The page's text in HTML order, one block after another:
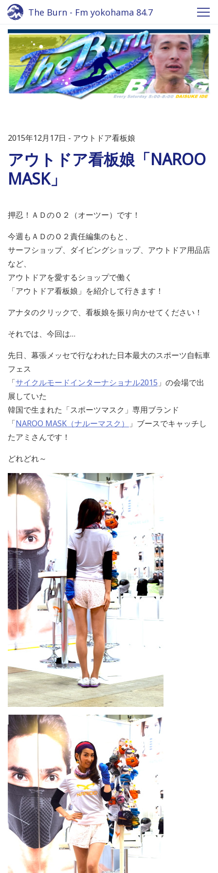
The Burn - Fm yokohama 84.7
2015年12月17日 アウトドア看板娘
アウトドア看板娘「NAROO
MASK」
押忍！ＡＤのＯ２（オーツー）です！
今週もＡＤのＯ２責任編集のもと、
サーフショップ、ダイビングショップ、アウトドア用品店
など、
アウトドアを愛するショップで働く
「アウトドア看板娘」を紹介して行きます！
アナタのクリックで、看板娘を振り向かせてください！
それでは、今回は…
先日、幕張メッセで行なわれた日本最大のスポーツ自転車
フェス
「サイクルモードインターナショナル2015 」の会場で出
展していた
韓国で生まれた「スポーツマスク」専用ブランド
「NAROO MASK（ナルーマスク）
」ブースでキャッチし
たアミさんです！
どれどれ～